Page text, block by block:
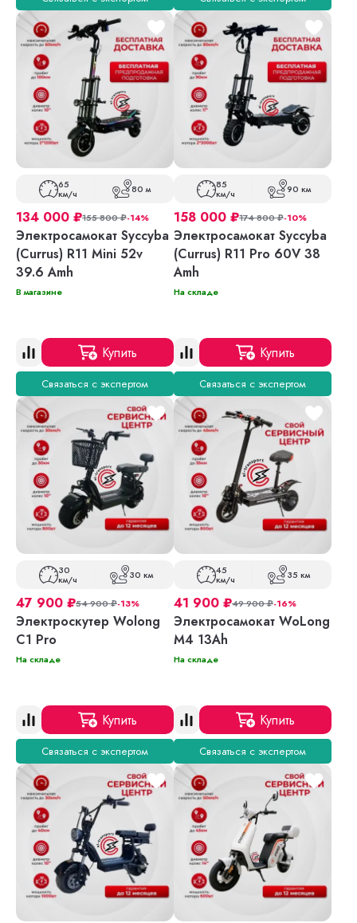
65
км/ч 80 м
134 000 ₽155 800₽-14%
Электросамокат Syccyba
(Currus) R11 Mini 52v
39.6 Amh
В магазине
Купить
Связаться с экспертом
85
км/ч 90 км
158 000 ₽174 800₽-10%
Электросамокат Syccyba
(Currus) R11 Pro 60V 38
Amh
На складе
Купить
Связаться с экспертом
30
км/ч 30 км
47 900 ₽54 900₽-13%
Электроскутер Wolong
C1 Pro
На складе
Купить
Связаться с экспертом
45
км/ч 35 км
41 900 ₽49 900₽-16%
Электросамокат WoLong
M4 13Ah
На складе
Купить
Связаться с экспертом